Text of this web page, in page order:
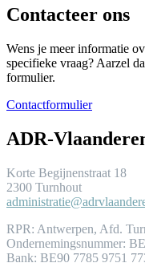
Contacteer ons
Wens je meer informatie
specifieke vraag? Aarzel
formulier.
Contactformulier
ADR-
Korte Begijnenstraat 18
2300 Turnhout
RPR: Antwerpen, Afd.
Ondernemingsnummer:
Bank: BE90 7785 9751